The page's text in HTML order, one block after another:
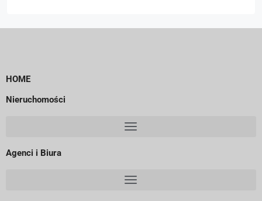
HOME
Nieruchomości
Agenci i Biura